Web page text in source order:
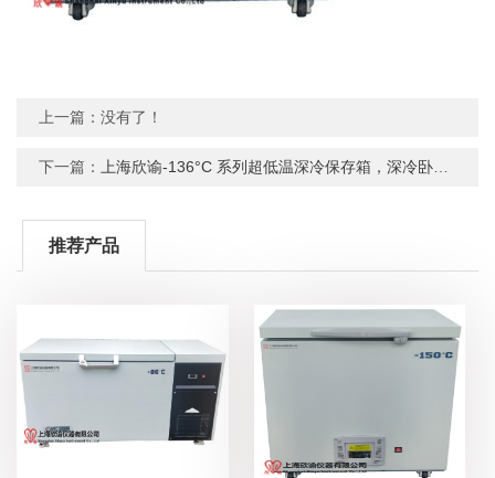
上一篇：没有了！
下一篇： 上海欣谕-136°C 系列超低温深冷保存箱，深冷卧式低温冰箱，超低温冰箱系列
推荐产品